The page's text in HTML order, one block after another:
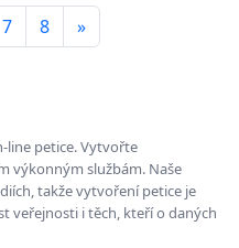
7 8 »
line petice. Vytvořte
výkonným službám. Naše
takže vytvoření petice je
veřejnosti i těch, kteří o daných